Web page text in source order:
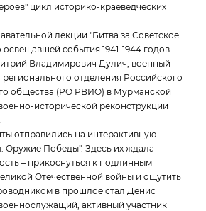
цикл историко-краеведческих
лекции "Битва за Советское
события 1941-1944 годов.
Владимирович Дулич, военный
регионального отделения Российского
общества (РО РВИО) в Мурманской
исторической реконструкции
отправились на интерактивную
Оружие Победы". Здесь их ждала
– прикоснуться к подлинным
Отечественной войны и ощутить
в прошлое стал Денис
активный участник